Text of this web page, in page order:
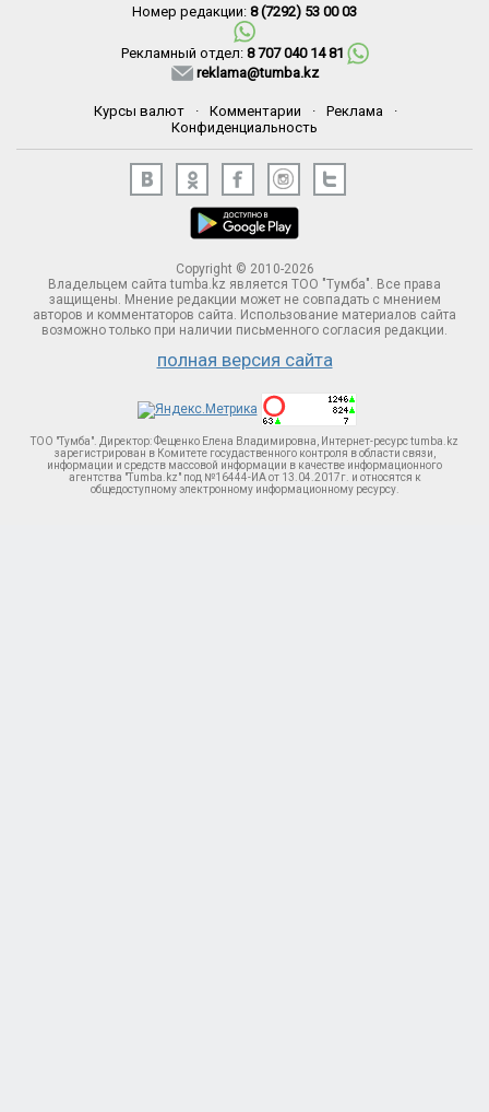
Номер редакции: 8 (7292) 53 00 03
Рекламный отдел: 8 707 040 14 81
reklama@tumba.kz
Курсы валют · Комментарии · Реклама
·
Конфиденциальность
Copyright © 2010-2026
Владельцем сайта tumba.kz является ТОО "Тумба". Все права
защищены. Мнение редакции может не совпадать с мнением
авторов и комментаторов сайта. Использование материалов сайта
возможно только при наличии письменного согласия редакции.
полная версия сайта
ТОО "Тумба". Директор: Фещенко Елена Владимировна, Интернет-ресурс tumba.kz
зарегистрирован в Комитете госудаственного контроля в области связи,
информации и средств массовой информации в качестве информационного
агентства "Tumba.kz" под №16444-ИА от 13.04.2017г. и относятся к
общедоступному электронному информационному ресурсу.